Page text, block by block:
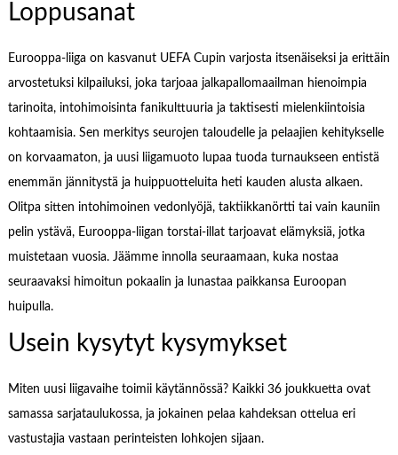
Loppusanat
Eurooppa-liiga on kasvanut UEFA Cupin varjosta itsenäiseksi ja erittäin
arvostetuksi kilpailuksi, joka tarjoaa jalkapallomaailman hienoimpia
tarinoita, intohimoisinta fanikulttuuria ja taktisesti mielenkiintoisia
kohtaamisia. Sen merkitys seurojen taloudelle ja pelaajien kehitykselle
on korvaamaton, ja uusi liigamuoto lupaa tuoda turnaukseen entistä
enemmän jännitystä ja huippuotteluita heti kauden alusta alkaen.
Olitpa sitten intohimoinen vedonlyöjä, taktiikkanörtti tai vain kauniin
pelin ystävä, Eurooppa-liigan torstai-illat tarjoavat elämyksiä, jotka
muistetaan vuosia. Jäämme innolla seuraamaan, kuka nostaa
seuraavaksi himoitun pokaalin ja lunastaa paikkansa Euroopan
huipulla.
Usein kysytyt kysymykset
Miten uusi liigavaihe toimii käytännössä? Kaikki 36 joukkuetta ovat
samassa sarjataulukossa, ja jokainen pelaa kahdeksan ottelua eri
vastustajia vastaan perinteisten lohkojen sijaan.